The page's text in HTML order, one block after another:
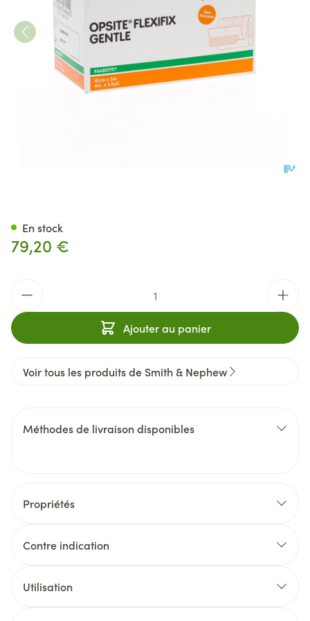
79,20 €
Ajouter au panier
En stock
Voir tous les produits de Smith & Nephew
Méthodes de livraison disponibles
Propriétés
Contre indication
Utilisation